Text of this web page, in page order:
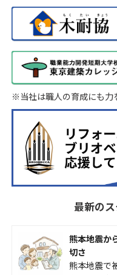
※当社は職人の育成にも力
最新の
熊本地震か
切さ
熊本地震で